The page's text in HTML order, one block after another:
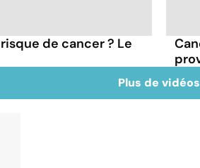
de cancer ? Le
Plus de vidéos